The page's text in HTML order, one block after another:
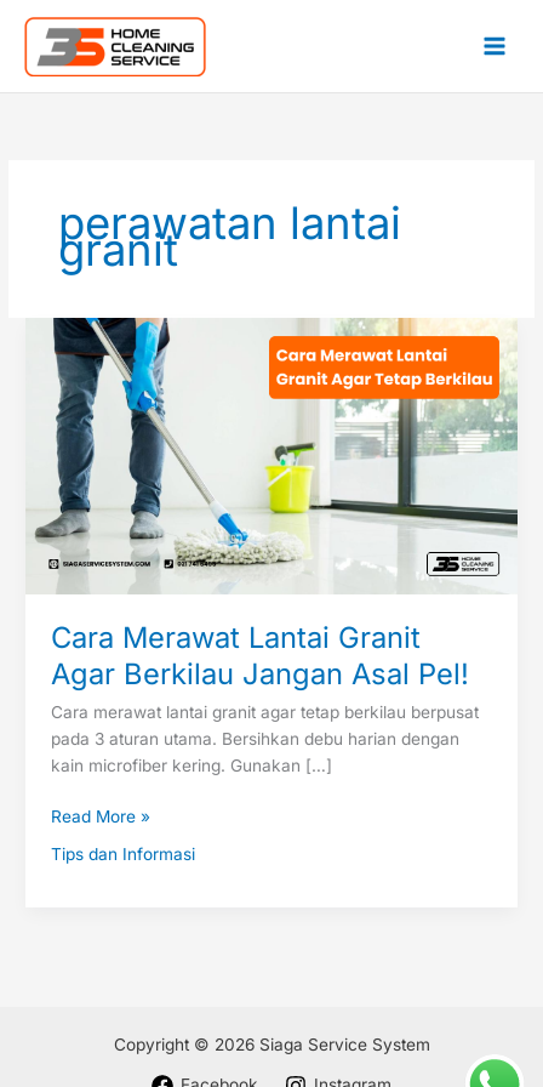
konten
perawatan lantai
granit
Cara Merawat Lantai Granit
Agar Berkilau Jangan Asal Pel!
Cara merawat lantai granit agar tetap berkilau berpusat
pada 3 aturan utama. Bersihkan debu harian dengan
kain microfiber kering. Gunakan […]
Cara
Merawat
Lantai
Granit
Agar
Berkilau
Jangan
Asal
Pel!
Read More »
Tips dan Informasi
Copyright © 2026 Siaga Service System